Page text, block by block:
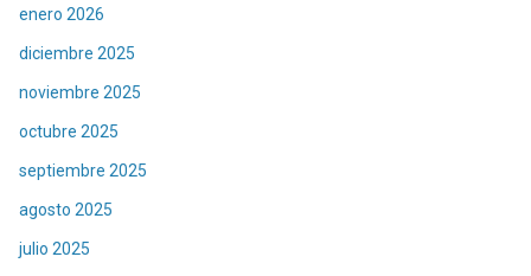
enero 2026
diciembre 2025
noviembre 2025
octubre 2025
septiembre 2025
agosto 2025
julio 2025